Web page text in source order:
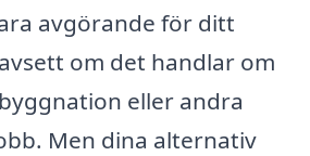
avgörande för ditt
om det handlar om
eller andra
Men dina alternativ